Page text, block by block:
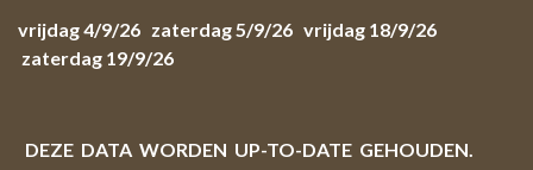
vrijdag 4/9/26 zaterdag 5/9/26 vrijdag 18/9/26
zaterdag 19/9/26
DEZE DATA WORDEN UP-TO-DATE GEHOUDEN.